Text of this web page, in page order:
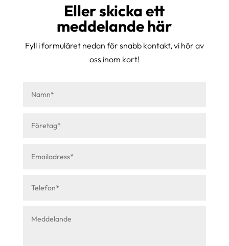
Eller skicka ett
meddelande här
Fyll i formuläret nedan för snabb kontakt, vi hör av
oss inom kort!